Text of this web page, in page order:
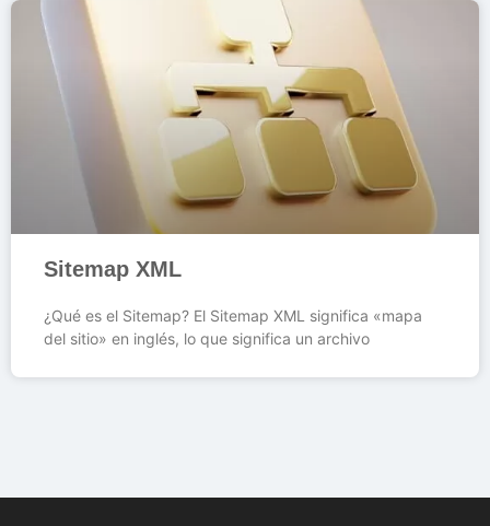
Sitemap XML
¿Qué es el Sitemap? El Sitemap XML significa «mapa
del sitio» en inglés, lo que significa un archivo